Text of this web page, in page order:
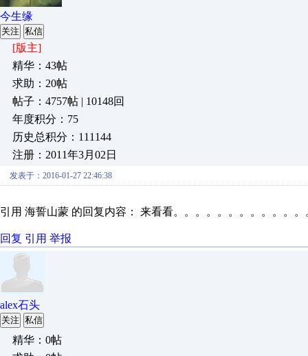
今生缘
关注 私信
[版主]
精华：43帖
求助：20帖
帖子：4757帖 | 10148回
年度积分：75
历史总积分：111144
注册：2011年3月02日
发表于：2016-01-27 22:46:38
引用 海誓山蒙 的回复内容： 来看看。。。。。。。。。。。
回复 引用 举报
alex石头
关注 私信
精华：0帖